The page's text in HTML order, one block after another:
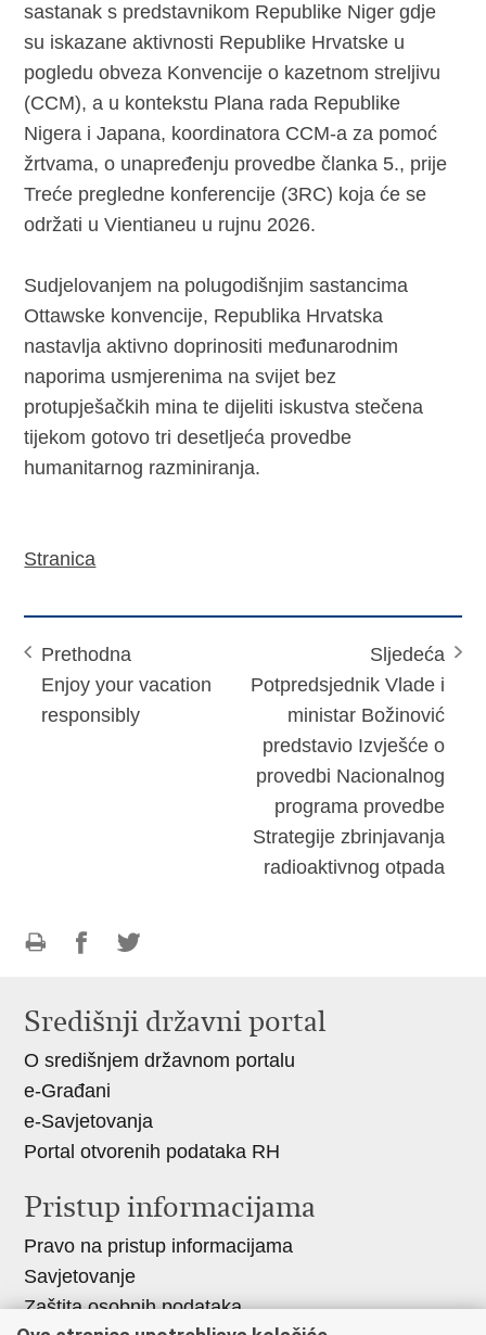
sastanak s predstavnikom Republike Niger gdje
su iskazane aktivnosti Republike Hrvatske u
pogledu obveza Konvencije o kazetnom streljivu
(CCM), a u kontekstu Plana rada Republike
Nigera i Japana, koordinatora CCM-a za pomoć
žrtvama, o unapređenju provedbe članka 5., prije
Treće pregledne konferencije (3RC) koja će se
održati u Vientianeu u rujnu 2026.
Sudjelovanjem na polugodišnjim sastancima
Ottawske konvencije, Republika Hrvatska
nastavlja aktivno doprinositi međunarodnim
naporima usmjerenima na svijet bez
protupješačkih mina te dijeliti iskustva stečena
tijekom gotovo tri desetljeća provedbe
humanitarnog razminiranja.
Stranica
Prethodna
Enjoy your vacation
responsibly
Sljedeća
Potpredsjednik Vlade i
ministar Božinović
predstavio Izvješće o
provedbi Nacionalnog
programa provedbe
Strategije zbrinjavanja
radioaktivnog otpada
Facebooku
Twitteru
Središnji državni portal
O središnjem državnom portalu
e-Građani
e-Savjetovanja
Portal otvorenih podataka RH
Pristup informacijama
Pravo na pristup informacijama
Savjetovanje
Zaštita osobnih podataka